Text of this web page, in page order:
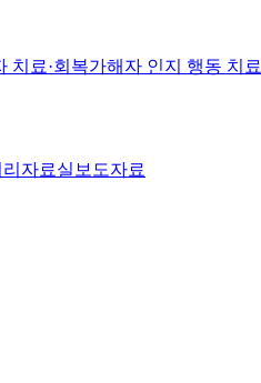
치료·회복가해자 인지 행동 치료
자료실 보도자료